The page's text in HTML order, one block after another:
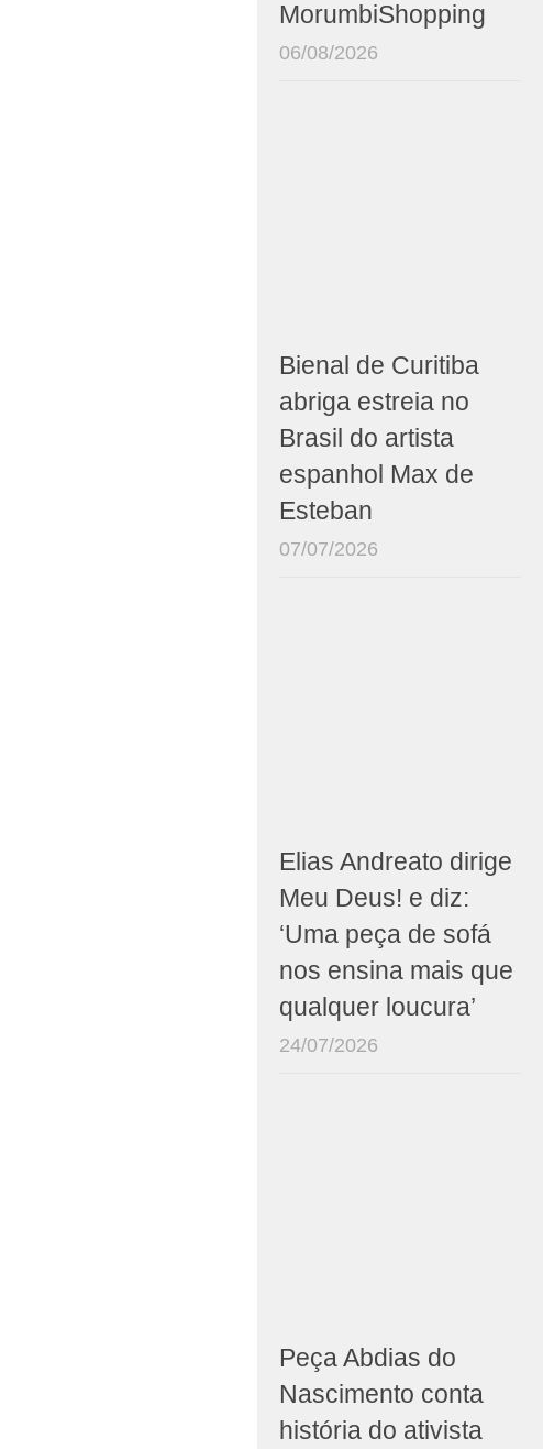
MorumbiShopping
06/08/2026
Bienal de Curitiba
abriga estreia no
Brasil do artista
espanhol Max de
Esteban
07/07/2026
Elias Andreato dirige
Meu Deus! e diz:
‘Uma peça de sofá
nos ensina mais que
qualquer loucura’
24/07/2026
Peça Abdias do
Nascimento conta
história do ativista